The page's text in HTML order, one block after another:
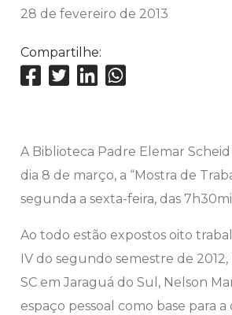
28 de fevereiro de 2013
Compartilhe:
A Biblioteca Padre Elemar
dia 8 de março, a “Mostra de
segunda a sexta-feira, das
Ao todo estão expostos oito
IV do segundo semestre de
SC em Jaraguá do Sul, Nelson
espaço pessoal como base para